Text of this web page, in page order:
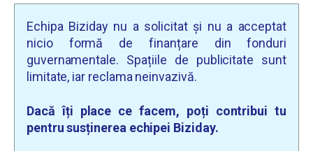
Echipa Biziday nu a solicitat și nu a acceptat
nicio formă de finanțare din fonduri
guvernamentale. Spațiile de publicitate sunt
limitate, iar reclama neinvazivă.
Dacă îți place ce facem, poți contribui tu
pentru susținerea echipei Biziday.